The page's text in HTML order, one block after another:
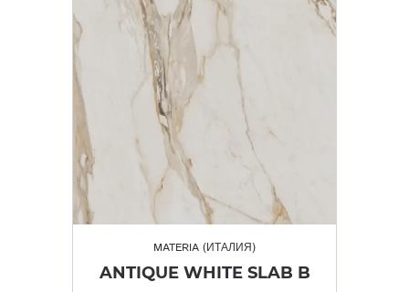
MATERIA (ИТАЛИЯ)
ANTIQUE WHITE SLAB B